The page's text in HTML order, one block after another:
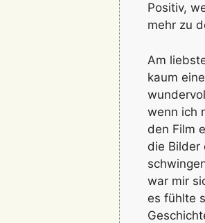
Positiv,
mehr zu
Am
kaum
wenn ich
den Film
die Bilder
war mir
es fühlte